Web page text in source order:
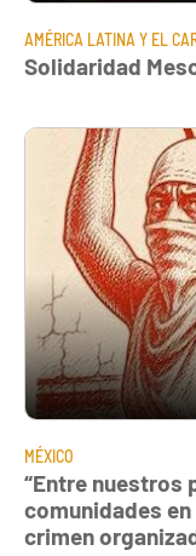
AMÉRICA LATINA Y EL
Solidaridad
MÉXICO
“Entre nuestros
comunidades
crimen